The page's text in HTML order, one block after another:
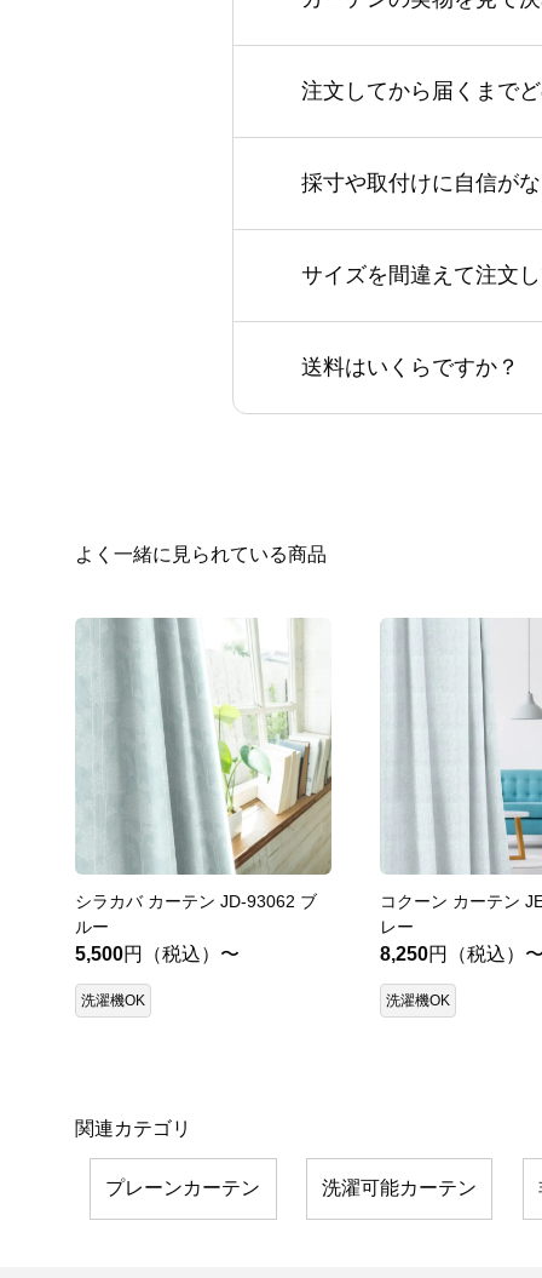
注文してから届くまで
採寸や取付けに自信が
サイズを間違えて注文
送料はいくらですか？
よく一緒に見られている商品
シラカバ カーテン JD-93062 ブ
ルー
5,500円（税込）〜
洗濯機OK
コクーン カーテン
レー
8,250円（税込）
洗濯機OK
関連カテゴリ
プレーンカーテン 洗濯可能カーテン